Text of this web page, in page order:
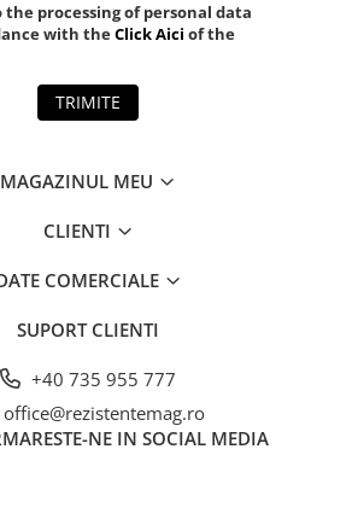
the processing of personal data
with theClick Aici of the
TRIMITE
MAGAZINUL MEU
CLIENTI
COMERCIALE
SUPORT CLIENTI
+40 735 955 777
office@rezistentemag.ro
NE IN SOCIAL MEDIA